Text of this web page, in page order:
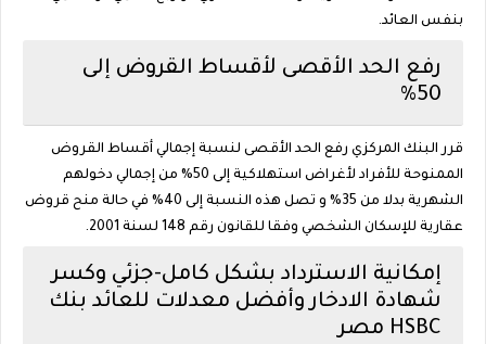
بنفس العائد.
رفع الحد الأقصى لأقساط القروض إلى
50%
قرر البنك المركزي رفع الحد الأقصى لنسبة إجمالي أقساط القروض
الممنوحة للأفراد لأغراض استهلاكية إلى 50% من إجمالي دخولهم
الشهرية بدلا من 35% و تصل هذه النسبة إلى 40% في حالة منح قروض
عقارية للإسكان الشخصي وفقا للقانون رقم 148 لسنة 2001.
إمكانية الاسترداد بشكل كامل-جزئي وكسر
شهادة الادخار وأفضل معدلات للعائد بنك
HSBC مصر